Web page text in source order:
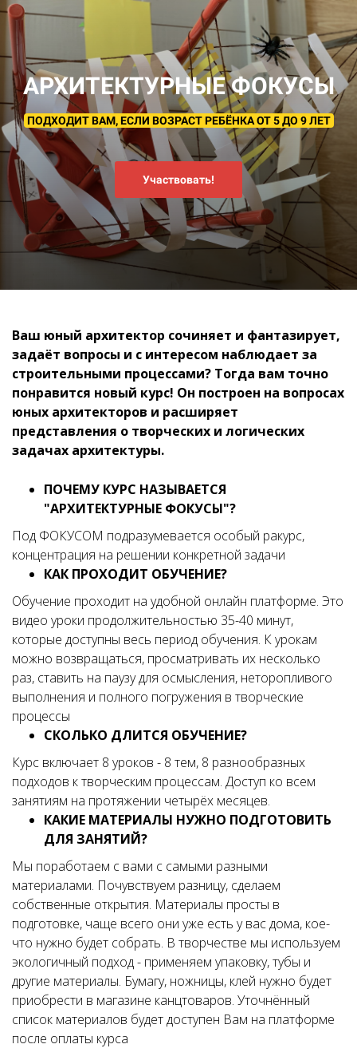
АРХИТЕКТУРНЫЕ ФОКУСЫ
ПОДХОДИТ ВАМ, ЕСЛИ ВОЗРАСТ РЕБЁНКА ОТ 5 ДО 9 ЛЕТ
Участвовать!
Ваш юный архитектор сочиняет и фантазирует,
задаёт вопросы и с интересом наблюдает за
строительными процессами? Тогда вам точно
понравится новый курс! Он построен на вопросах
юных архитекторов и расширяет
представления о творческих и логических
задачах архитектуры.
ПОЧЕМУ КУРС НАЗЫВАЕТСЯ
"АРХИТЕКТУРНЫЕ ФОКУСЫ"?
Под ФОКУСОМ подразумевается особый ракурс,
концентрация на решении конкретной задачи
КАК ПРОХОДИТ ОБУЧЕНИЕ?
Обучение проходит на удобной онлайн платформе. Это
видео уроки продолжительностью 35-40 минут,
которые доступны весь период обучения. К урокам
можно возвращаться, просматривать их несколько
раз, ставить на паузу для осмысления, неторопливого
выполнения и полного погружения в творческие
процессы
СКОЛЬКО ДЛИТСЯ ОБУЧЕНИЕ?
Курс включает 8 уроков - 8 тем, 8 разнообразных
подходов к творческим процессам. Доступ ко всем
занятиям на протяжении четырёх месяцев.
КАКИЕ МАТЕРИАЛЫ НУЖНО ПОДГОТОВИТЬ
ДЛЯ ЗАНЯТИЙ?
Мы поработаем с вами с самыми разными
материалами. Почувствуем разницу, сделаем
собственные открытия. Материалы просты в
подготовке, чаще всего они уже есть у вас дома, кое-
что нужно будет собрать. В творчестве мы используем
экологичный подход - применяем упаковку, тубы и
другие материалы. Бумагу, ножницы, клей нужно будет
приобрести в магазине канцтоваров. Уточнённый
список материалов будет доступен Вам на платформе
после оплаты курса